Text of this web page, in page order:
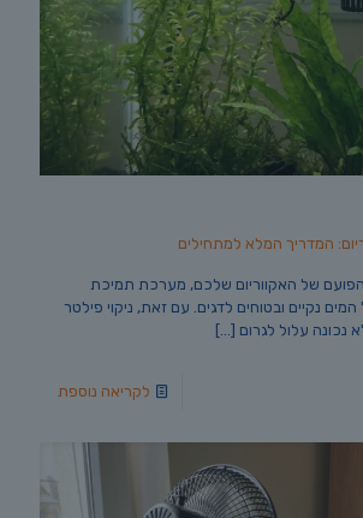
המדריך המלא למתחילים
של האקווריום שלכם, מערכת תמיכת
נקיים ובטוחים לדגים. עם זאת, ניקוי פילטר
נכונה עלול לגרום […]
לקריאה נוספת